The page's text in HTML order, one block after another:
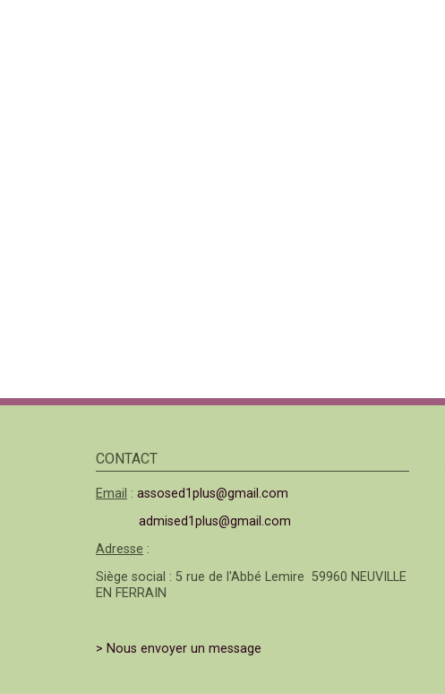
CONTACT
Email : assosed1plus@gmail.com
admised1plus@gmail.com
Adresse :
Siège social : 5 rue de l'Abbé Lemire 59960 NEUVILLE
EN FERRAIN
> Nous envoyer un message